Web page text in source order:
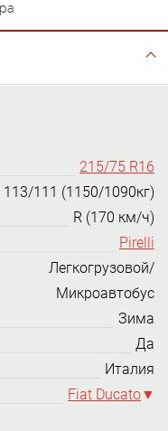
215/75 R16
113/111 (1150/1090кг)
R (170 км/ч)
Pirelli
Легкогрузовой/
Микроавтобус
Зима
Да
Италия
Fiat Ducato